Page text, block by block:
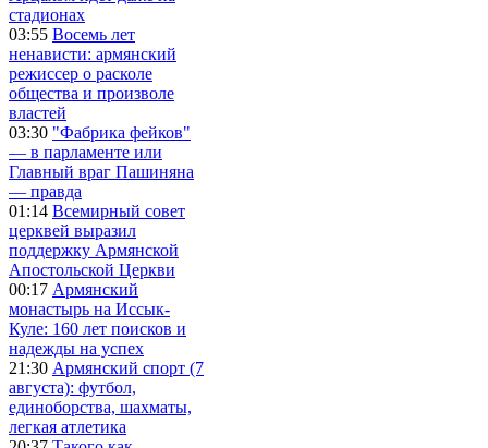
стадионах
03:55 Восемь лет
ненависти: армянский
режиссер о расколе
общества и произволе
властей
03:30 "Фабрика фейков"
— в парламенте или
Главный враг Пашиняна
— правда
01:14 Всемирный совет
церквей выразил
поддержку Армянской
Апостольской Церкви
00:17 Армянский
монастырь на Иссык-
Куле: 160 лет поисков и
надежды на успех
21:30 Армянский спорт (7
августа): футбол,
единоборства, шахматы,
легкая атлетика